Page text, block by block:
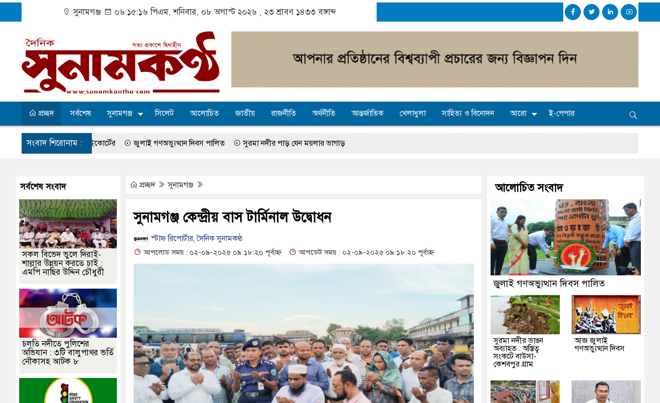
সুনামগঞ্জ ০৬:১৫:১৭ পিএম, শনিবার, ০৮ অগাস্ট ২০২৬ , ২৩ শ্রাবণ ১৪৩৩ বঙ্গাব্দ
প্রচ্ছদ সর্বশেষ সুনামগঞ্জ সিলেট আলোচিত জাতীয় রাজনীতি অর্থনীতি আন্তর্জাতিক খেলাধুলা সাহিত্য ও বিনোদন আরো ই-পেপার
সংবাদ শিরোনাম :
নির্দেশ হাইকোর্টের জুলাই গণঅভ্যুত্থান দিবস পালিত সুরমা নদীর পাড় যেন ময়লার ভাগাড়
সব অভিযোগ প্রত্যাখ্যান আজ জুলাই গণঅভ্যুত্থান দিবস সুনামগঞ্জে গ্যাস সংকট চুলা জ্বলে না, পাম্পে দীর্ঘ লাইন
উপজেলা পরিষদের সম্প্রসারিত প্রশাসনিক ভবনের উদ্বোধন
পলিন, রিপন-দীপঙ্করসহ ৪৮ জন আসামি পূবালী ব্যাংকের ইলেক্ট্রনিক বুথ ও সেল্ফ সার্ভিস সেন্টারের উদ্বোধন গনবিজ্ঞপ্তি--সুনামগঞ্জ জেলা প্রশাসন
হাওরে স্কুলযাত্রায় জীবনের ঝুঁকি, নিরাপদ নৌযান এখনো অধরা ১৬১৩ শিক্ষকের পদ শূন্য, ৪৫১টি প্রাথমিক বিদ্যালয়ে নেই প্রধান শিক্ষক
শোকের মাতম জামালগঞ্জে হামলার অভিযোগে সংবাদ সম্মেলন, নিরাপত্তা ও সুষ্ঠু বিচার দাবি
প্রচ্ছদ সুনামগঞ্জ
সুনামগঞ্জ কেন্দ্রীয় বাস টার্মিনাল উদ্বোধন
স্টাফ রিপোর্টার, দৈনিক সুনামকণ্ঠ
আপলোড সময় : ০২-০৯-২০২৫ ০৯:১৮:২০ পূর্বাহ্ন আপডেট সময় : ০২-০৯-২০২৫ ০৯:১৮:২০ পূর্বাহ্ন
সর্বশেষ সংবাদ
সকল বিভেদ ভুলে দিরাই-
শাল্লার উন্নয়ন করতে চাই :
এমপি নাছির উদ্দিন চৌধুরী
চলতি নদীতে পুলিশের
অভিযান : ৩টি বালুপাথর ভর্তি
নৌকাসহ আটক ৮
আলোচিত সংবাদ
জুলাই গণঅভ্যুত্থান দিবস পালিত
সুরমা নদীর ভাঙন
অব্যাহত : অস্তিত্ব
সংকটে বাউসা-
কেশবপুর গ্রাম
আজ জুলাই
গণঅভ্যুত্থান দিবস